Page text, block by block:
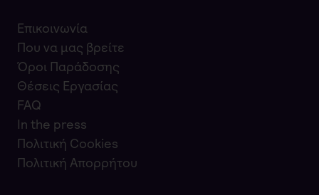
Επικοινωνία
Που να μας βρείτε
Όροι Παράδοσης
Θέσεις Εργασίας
FAQ
In the press
Πολιτική Cookies
Πολιτική Απορρήτου